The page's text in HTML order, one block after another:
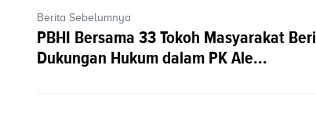
Berita Sebelumnya
PBHI Bersama 33 Tokoh Masyarakat Beri
Dukungan Hukum dalam PK Ale...